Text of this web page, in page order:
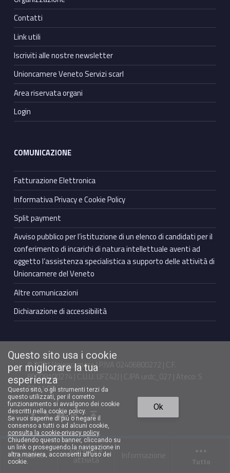
Chi siamo Funzioni e
attività Informazione
Tutto
Contatti
Link utili
Iscriviti alle nostre newsletter
Unioncamere Veneto Servizi scarl
Area riservata organi
Login
COMUNICAZIONE
Fatturazione Elettronica
Informativa Privacy e Cookie Policy
Split payment
Avviso pubblico per l’istituzione di un elenco di candidati per il
conferimento di incarichi di natura intellettuale aventi ad
oggetto l’assistenza specialistica a supporto delle attività di
Unioncamere del Veneto
Altre comunicazioni
Dichiarazione di accessibilità
© 2021 Unioncamere | P.IVA 02406800272 | C.F.
80009100274 | C.U.U. UFZ42J | C.IPA urdc_027 | Ateco: S
94.11.00
Facebook Unioncamere VenetoTwitter Unioncamere VenetoYoutube Unioncamere VenetoLinkedin Unioncamere Veneto Torna in cima ↑
Questo sito usa i cookie
per migliorare la tua
esperienza
Questo sito, o gli strumenti terzi da
questo utilizzati, per il corretto
funzionamento si avvalgono dei cookie
descritti nella cookie policy.
Se vuoi saperne di più o negare il
consenso a tutti o ad alcuni cookie,
consulta la cookie-privacy policy.
Chiudendo questo banner, cliccando su
un link o proseguendo la navigazione in
altra maniera, acconsenti all’uso dei
cookie.
Ok